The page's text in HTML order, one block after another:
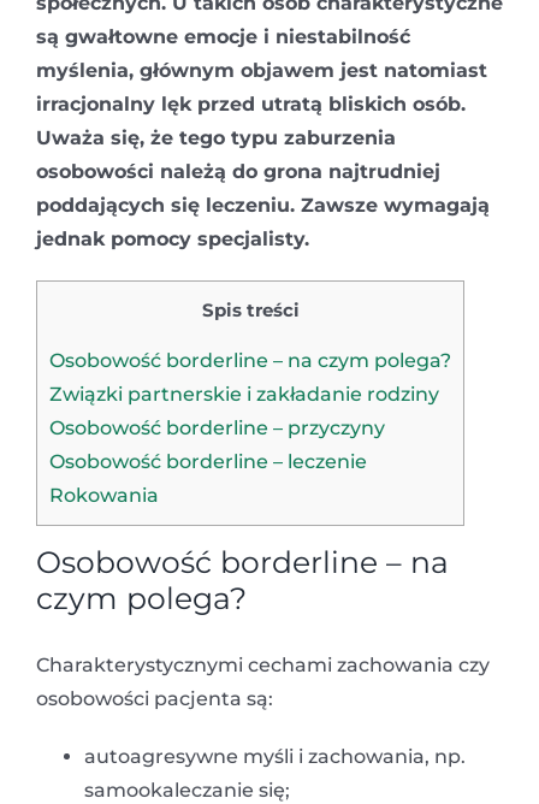
są gwałtowne emocje i niestabilność
myślenia, głównym objawem jest natomiast
irracjonalny lęk przed utratą bliskich osób.
Uważa się, że tego typu zaburzenia
osobowości należą do grona najtrudniej
poddających się leczeniu. Zawsze wymagają
jednak pomocy specjalisty.
Spis treści
Osobowość borderline – na czym polega?
Związki partnerskie i zakładanie rodziny
Osobowość borderline – przyczyny
Osobowość borderline – leczenie
Rokowania
Osobowość borderline – na
czym polega?
Charakterystycznymi cechami zachowania czy
osobowości pacjenta są:
autoagresywne myśli i zachowania, np.
samookaleczanie się;